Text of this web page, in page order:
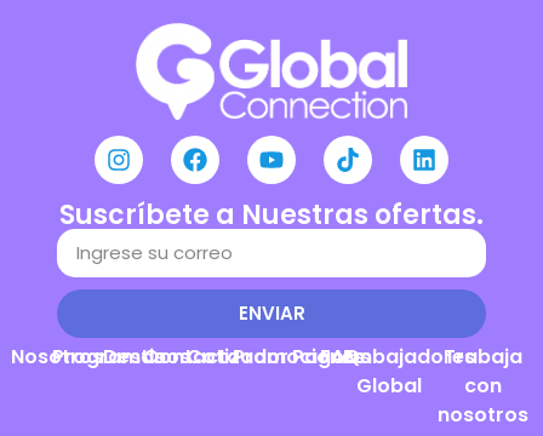
Suscríbete a Nuestras ofertas.
ENVIAR
Nosotros
Programas
Destinos
Contacto
Cotizador
Promociones
Pagos
FAQs
Embajadores
Global
Trabaja
con
nosotros